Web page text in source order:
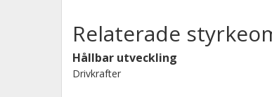
Relaterade
Hållbar utveckling
Drivkrafter